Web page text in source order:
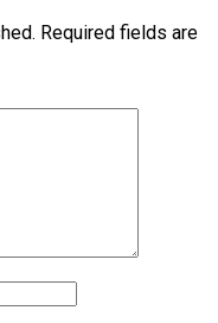
Required fields are